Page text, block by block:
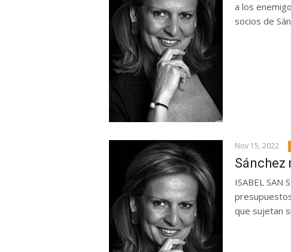
a los
socios de
Nov 15, 2022
Sánchez
ISABEL SAN
que sujetan